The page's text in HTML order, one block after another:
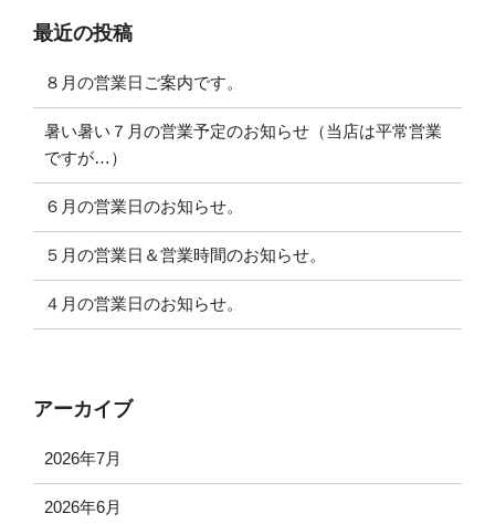
最近の投稿
８月の営業日ご案内です。
暑い暑い７月の営業予定のお知らせ（当店は平常営業
ですが…）
６月の営業日のお知らせ。
５月の営業日＆営業時間のお知らせ。
４月の営業日のお知らせ。
アーカイブ
2026年7月
2026年6月